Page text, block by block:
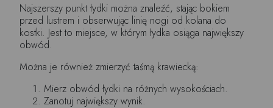
Najszerszy punkt łydki można znaleźć, stając bokiem
przed lustrem i obserwując linię nogi od kolana do
kostki. Jest to miejsce, w którym łydka osiąga największy
obwód.
Można je również zmierzyć taśmą krawiecką:
Mierz obwód łydki na różnych wysokościach.
Zanotuj największy wynik.